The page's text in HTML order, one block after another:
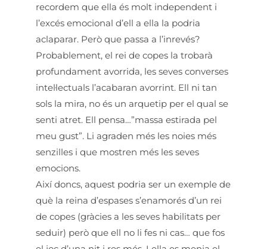
recordem que ella és molt independent i
l’excés emocional d’ell a ella la podria
aclaparar. Però que passa a l’inrevés?
Probablement, el rei de copes la trobarà
profundament avorrida, les seves converses
intel·lectuals l’acabaran avorrint. Ell ni tan
sols la mira, no és un arquetip per el qual se
senti atret. Ell pensa…”massa estirada pel
meu gust”. Li agraden més les noies més
senzilles i que mostren més les seves
emocions.
Així doncs, aquest podria ser un exemple de
què la reina d’espases s’enamorés d’un rei
de copes (gràcies a les seves habilitats per
seduir) però que ell no li fes ni cas… que fos